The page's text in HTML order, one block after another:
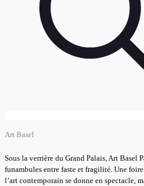
Art Basel
Sous la verrière du Grand Palais, Art Basel
funambules entre faste et fragilité. Une
l’art contemporain se donne en spectacle,